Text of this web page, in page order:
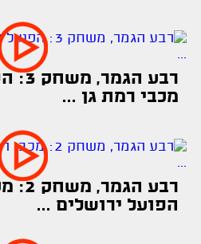
רבע
מכבי רמת גן ...
רבע
הפועל ירושלים ...